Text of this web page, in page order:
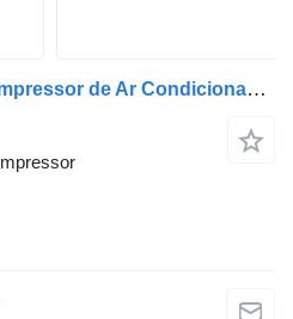
Sanden FH13 / DXI11 Compressor de Ar Condicionado SD7H15 DXI FH 84094705 airconditioner compressor voor Volvo FH13 / FM11 / FM13 / FMX vrachtwagen